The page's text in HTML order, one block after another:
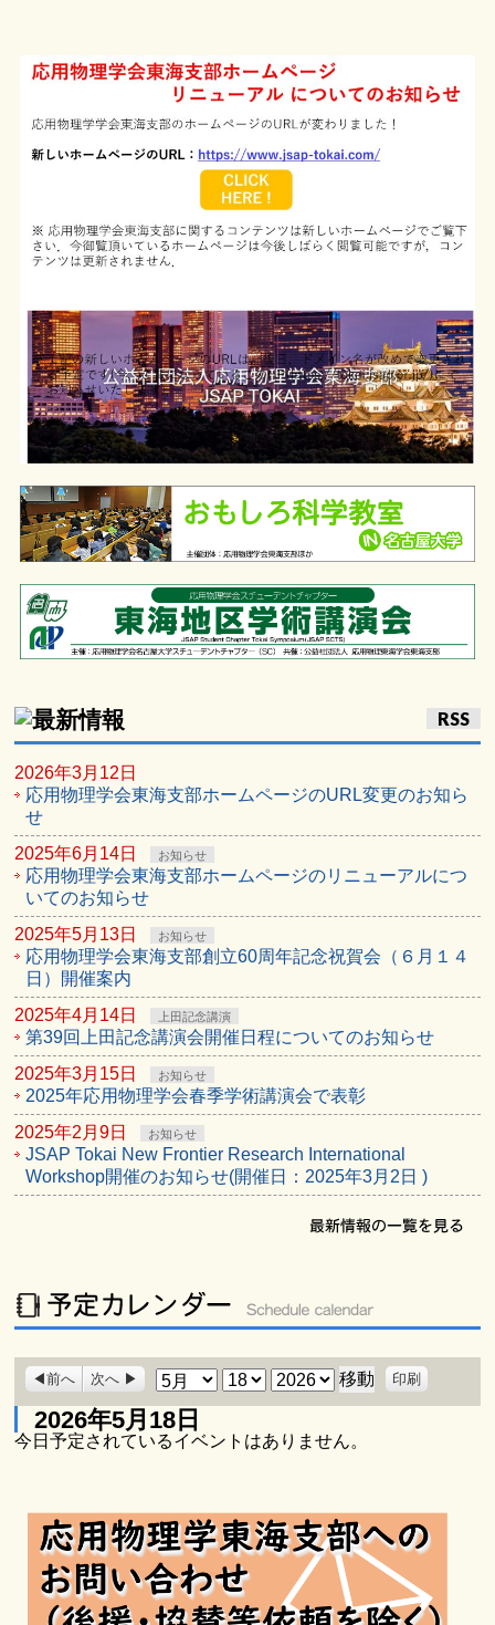
RSS
2026年3月12日
応用物理学会東海支部ホームページのURL変更のお知ら
せ
2025年6月14日
お知らせ
応用物理学会東海支部ホームページのリニューアルにつ
いてのお知らせ
2025年5月13日
お知らせ
応用物理学会東海支部創立60周年記念祝賀会（６月１４
日）開催案内
2025年4月14日
上田記念講演
第39回上田記念講演会開催日程についてのお知らせ
2025年3月15日
お知らせ
2025年応用物理学会春季学術講演会で表彰
2025年2月9日
お知らせ
JSAP Tokai New Frontier Research International
Workshop開催のお知らせ(開催日：2025年3月2日 )
前へ 次へ 月 日 年 印刷
示
2026年5月18日
今日予定されているイベントはありません。